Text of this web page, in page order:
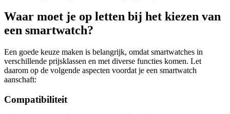
Waar moet je op letten bij het kiezen van
een smartwatch?
Een goede keuze maken is belangrijk, omdat smartwatches in
verschillende prijsklassen en met diverse functies komen. Let
daarom op de volgende aspecten voordat je een smartwatch
aanschaft:
Compatibiliteit